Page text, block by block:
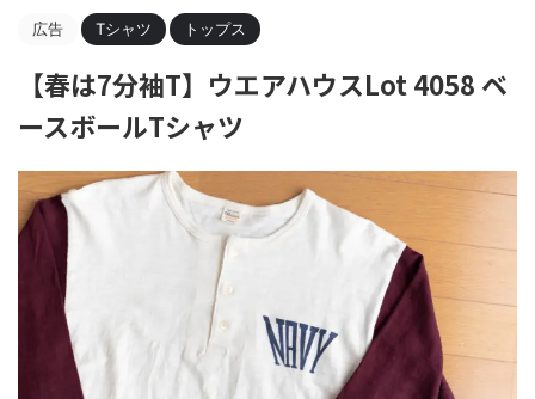
広告 Tシャツ トップス
【春は7分袖T】ウエアハウスLot 4058 ベ
ースボールTシャツ